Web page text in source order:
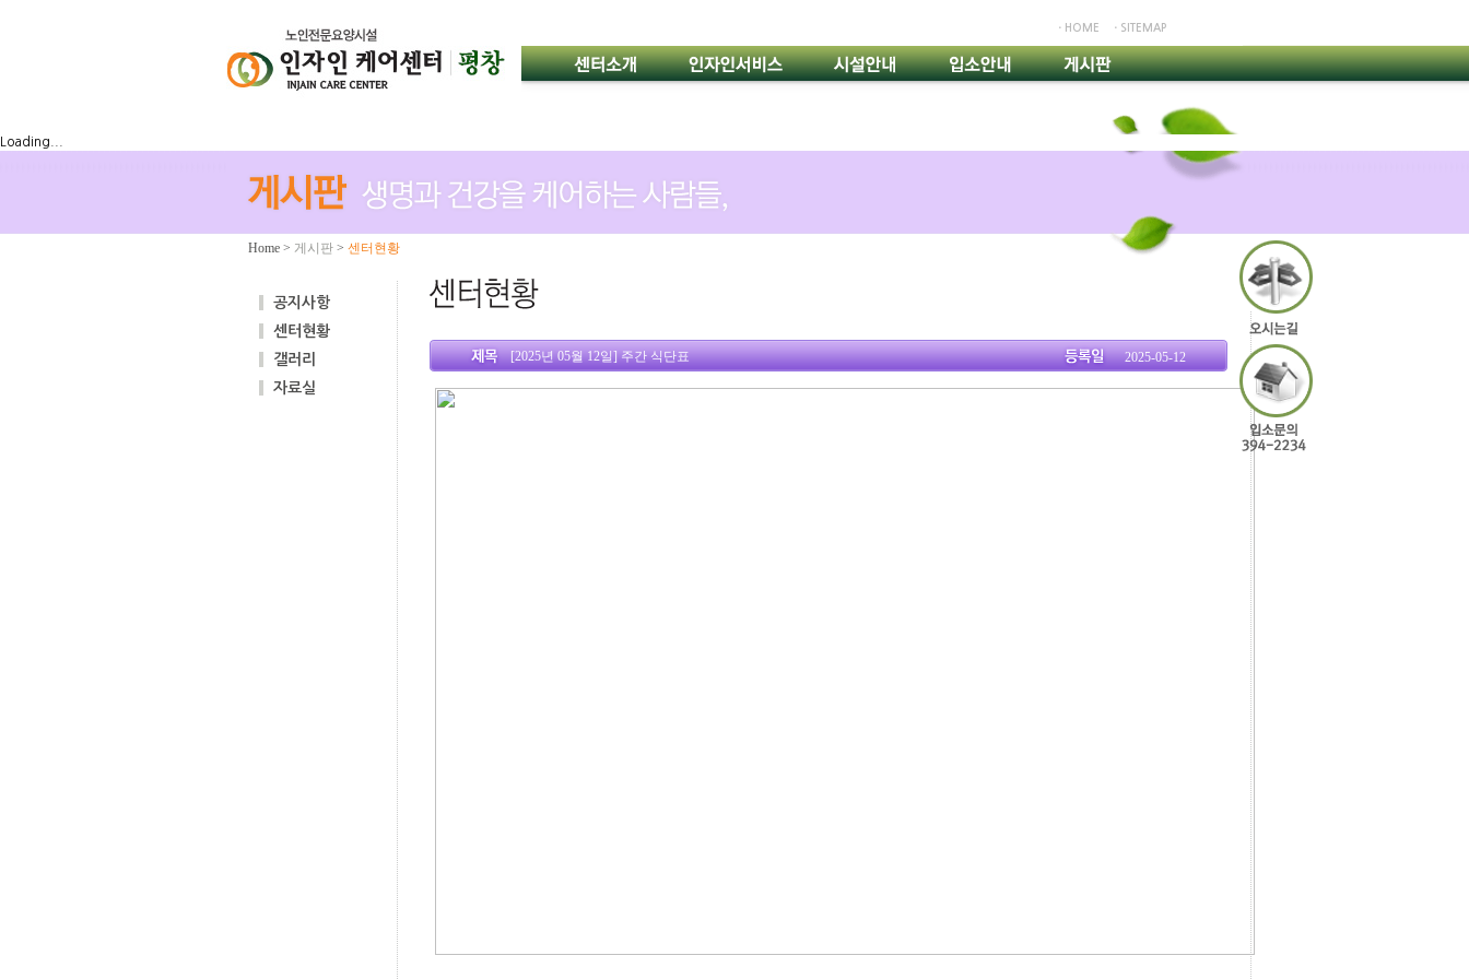
ㆍHOME ㆍSITEMAP
Loading...
Home > 게시판 > 센터현황
공지사항
센터현황
갤러리
자료실
[2025년 05월 12일] 주간 식단표 2025-05-12